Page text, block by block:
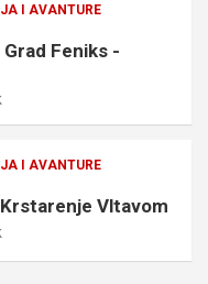
I AVANTURE
Grad Feniks -
I AVANTURE
Vltavom